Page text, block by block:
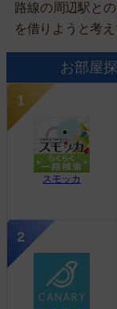
路線の周辺駅と
を借りようと考
お部屋
スモッカ